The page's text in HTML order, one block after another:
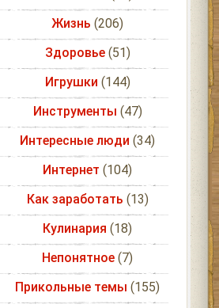
Жизнь (206)
Здоровье(51)
Игрушки (144)
Инструменты (47)
Интересные люди (34)
Интернет (104)
Как заработать (13)
Кулинария (18)
Непонятное (7)
Прикольные темы (155)